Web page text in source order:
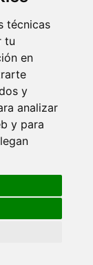
técnicas
tu
en
y
analizar
y para
Minecraft:
buscan un
. Ideal
una
con
estabilidad
prolongadas,
robustos y
🍪